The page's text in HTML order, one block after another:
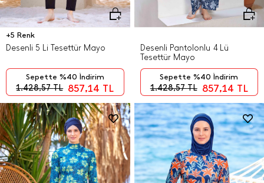
+5 Renk
Desenli 5 Li Tesettür Mayo
1.428,57TL 857,14 TL
Sepette %40 İndirim
Desenli Pantolonlu 4 Lü
Tesettür Mayo
1.428,57TL 857,14 TL
Sepette %40 İndirim